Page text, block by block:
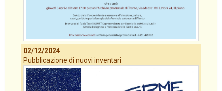
02/12/2024
Pubblicazione di nuovi inventari